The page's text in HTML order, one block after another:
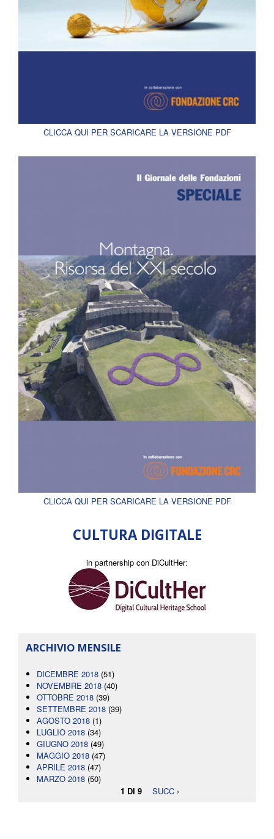
CLICCA QUI PER SCARICARE LA VERSIONE PDF
CLICCA QUI PER SCARICARE LA VERSIONE PDF
CULTURA DIGITALE
in partnership con DiCultHer:
ARCHIVIO MENSILE
DICEMBRE 2018 (51)
NOVEMBRE 2018 (40)
OTTOBRE 2018 (39)
SETTEMBRE 2018 (39)
AGOSTO 2018 (1)
LUGLIO 2018 (34)
GIUGNO 2018 (49)
MAGGIO 2018 (47)
APRILE 2018 (47)
MARZO 2018 (50)
1 DI 9
SUCC ›